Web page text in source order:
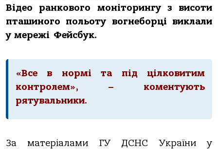
Відео ранкового моніторингу з висоти
пташиного польоту вогнеборці виклали
у мережі Фейсбук.
«Все в нормі та під цілковитим
контролем», – коментують
рятувальники.
За матеріалами ГУ ДСНС України у